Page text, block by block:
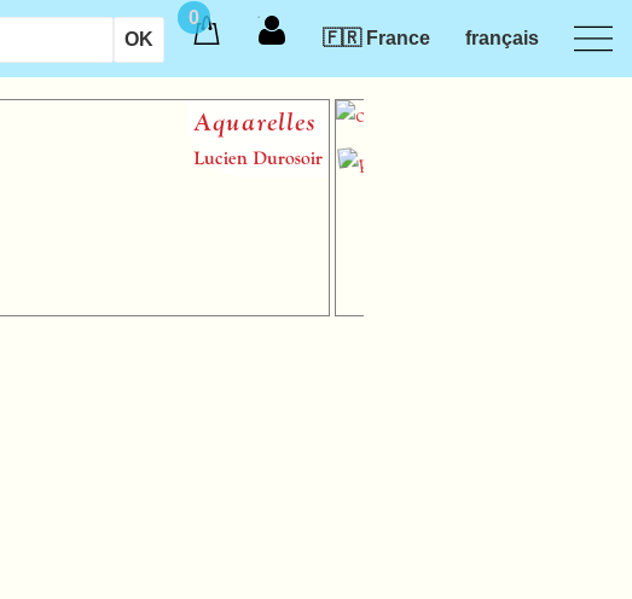
0
🇫🇷 France
français
Aquarelles
Lucien Durosoir